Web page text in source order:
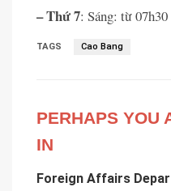
– Thứ 7: Sáng: từ 07h30
TAGS Cao Bang
PERHAPS YOU
IN
Foreign Affairs